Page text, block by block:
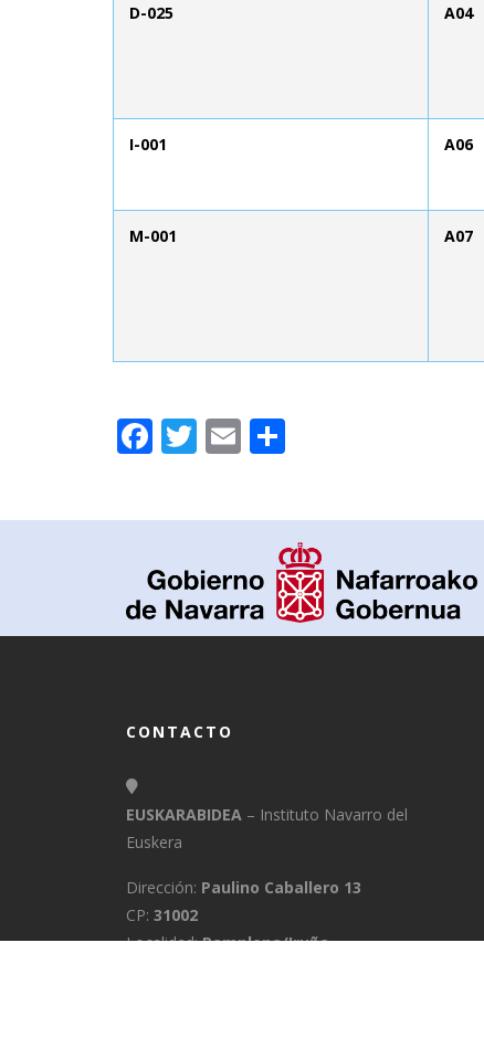
D-025 A04
I-001 A06
M-001 A07
Facebook
Twitter
Email
CONTACTO
EUSKARABIDEA – Instituto Navarro del
Euskera
Dirección: Paulino Caballero 13
CP: 31002
Localidad:Pamplona/Iruña